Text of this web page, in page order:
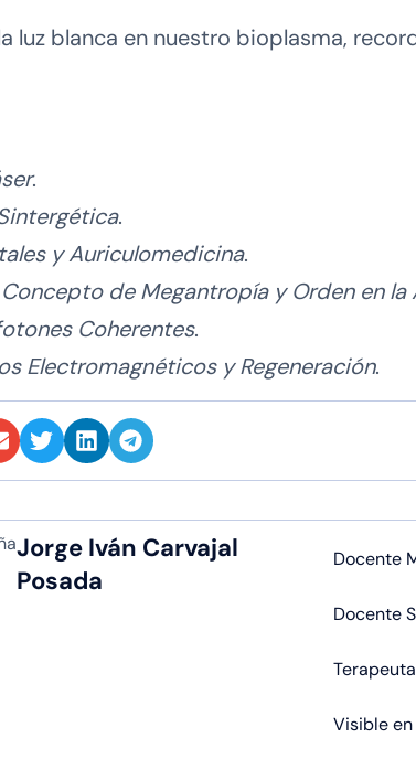
luz blanca en nuestro bioplasma,
.
.
y Auriculomedicina.
de Megantropía y Orden en
Coherentes.
Electromagnéticos y Regeneración.
Jorge Iván Carvajal
Posada
Docente
Docente
Terapeuta
Visible